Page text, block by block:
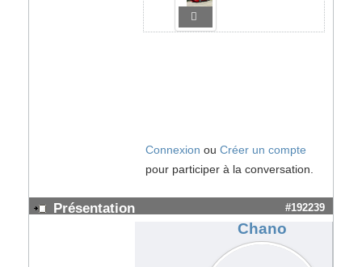
Connexion ou Créer un compte
pour participer à la conversation.
Présentation #192239
Chano